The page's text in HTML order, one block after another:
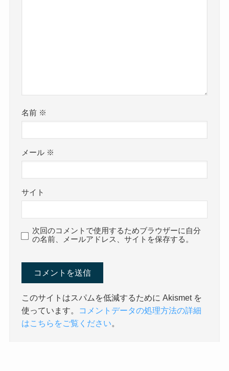
名前 ※
メール ※
サイト
次回のコメントで使用するためブラウザーに自分
の名前、メールアドレス、サイトを保存する。
このサイトはスパムを低減するために Akismet を
使っています。
コメントデータの処理方法の詳細
はこちらをご覧ください。